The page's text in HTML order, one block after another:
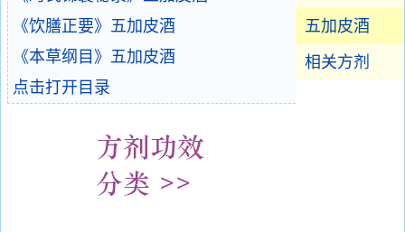
五加皮酒
相关方剂
《饮膳正要》五加皮酒
《本草纲目》五加皮酒
点击打开目录